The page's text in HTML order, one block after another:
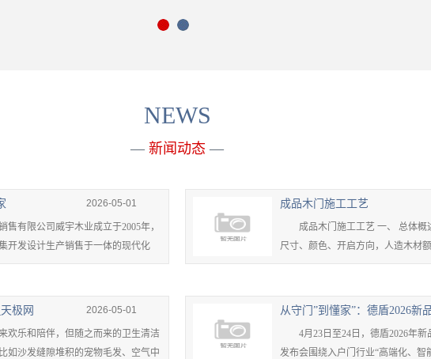
NEWS
— 新闻动态 —
2026-05-01
限公司威宇木业成立于2005年，
开发设计生产销售于一体的现代化
成品木门施工工艺
成品木门施工工艺 一、 总体概
尺寸、颜色、开启方向，人造木材
极网 2026-05-01
乐和陪伴，但随之而来的卫生清洁
如沙发缝隙堆积的宠物毛发、空气中
4月23日至24日，德盾2026年新
发布会围绕入户门行业“高端化、智